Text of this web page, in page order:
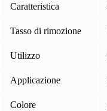
Caratteristica
Tasso di rimozione
Utilizzo
Applicazione
Colore